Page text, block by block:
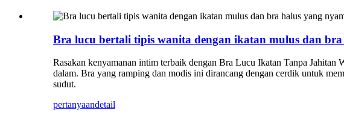
Bra lucu bertali tipis wanita dengan ikatan mulus dan
Rasakan kenyamanan intim terbaik dengan Bra Lucu Ikatan Tanpa
dalam. Bra yang ramping dan modis ini dirancang dengan cerdik untuk
sudut.
pertanyaandetail